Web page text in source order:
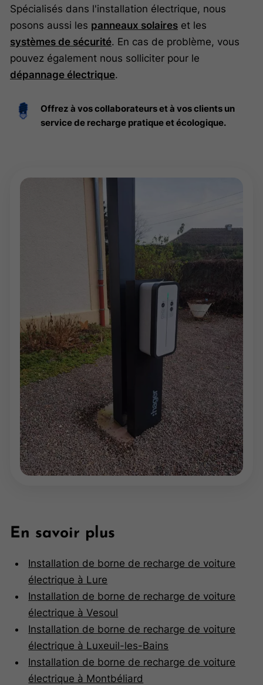
Spécialisés dans l'installation électrique, nous
posons aussi les panneaux solaires et les
systèmes de sécurité. En cas de problème, vous
pouvez également nous solliciter pour le
dépannage électrique.
Offrez à vos collaborateurs et à vos clients un
service de recharge pratique et écologique.
En savoir plus
Installation de borne de recharge de voiture
électrique à Lure
Installation de borne de recharge de voiture
électrique à Vesoul
Installation de borne de recharge de voiture
électrique à Luxeuil-les-Bains
Installation de borne de recharge de voiture
électrique à Montbéliard